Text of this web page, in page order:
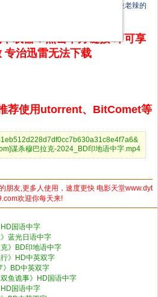
部惨遭杀害。为了找出凶手，一位老辣的
秘密。
下载器：点击下方链接 即可享
专治迅雷无法下载
荐使用utorrent、BitComet等
谋杀穆巴拉克-2024_BD印地语中字.mp4
朋友,更多人使用，速度更快 电影天堂www.dyt
欢迎你每天来!
国语中字
蓝光日语中字
》BD印地语中字
》HD中英双字
》BD中英双字
鱼诡事》HD国语中字
国语中字